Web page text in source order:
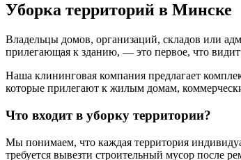
Уборка территорий в Минске
Владельцы домов, организаций, складов или
прилегающая к зданию, — это первое, что
Наша клининговая компания предлагает
которые прилегают к жилым домам,
Что входит в уборку территории?
Мы понимаем, что каждая территория
требуется вывезти строительный мусор после